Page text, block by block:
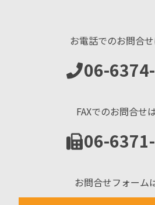
お電話でのお問合
06-
FAXでのお問合せ
06-
お問合せフォーム